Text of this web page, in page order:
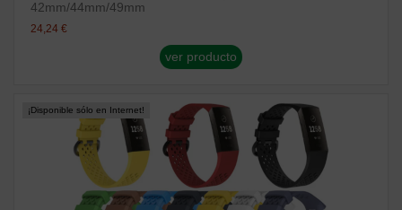
42mm/44mm/49mm
24,24 €
ver producto
¡Disponible sólo en Internet!